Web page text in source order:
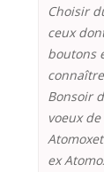
Choisir
ceux
boutons
Bonsoir
voeux
ex